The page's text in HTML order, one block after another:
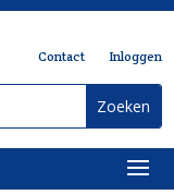
Contact Inloggen